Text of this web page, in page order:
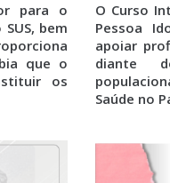
para o
bem
que o
os
O Curso
Pessoa
apoiar
diante
Saúde no